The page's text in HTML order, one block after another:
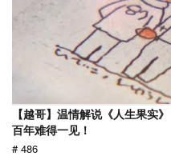
【越哥】温情解说《人生果实
百年难得一见！
# 486